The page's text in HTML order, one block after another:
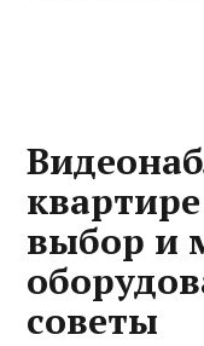
выбор и
советы